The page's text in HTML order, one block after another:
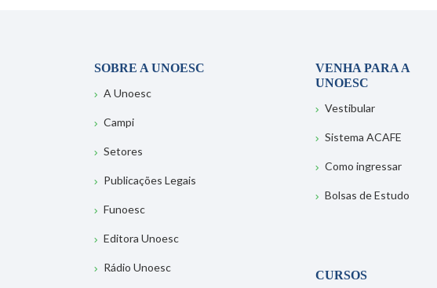
SOBRE A UNOESC
A Unoesc
Campi
Setores
Publicações Legais
Funoesc
Editora Unoesc
Rádio Unoesc
VENHA PARA A
UNOESC
Vestibular
Sistema ACAFE
Como ingressar
Bolsas de Estudo
CURSOS